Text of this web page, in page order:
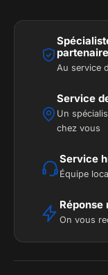
Au service
Service
Un
chez vous
Service
Équipe
Réponse
On vous